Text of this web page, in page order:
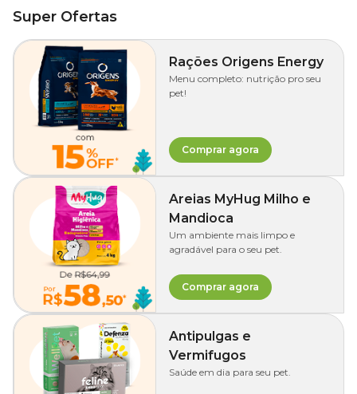
Super Ofertas
Rações Origens Energy
Menu completo: nutrição pro seu
pet!
Comprar agora
Areias MyHug Milho e
Mandioca
Um ambiente mais limpo e
agradável para o seu pet.
Comprar agora
Antipulgas e
Vermifugos
Saúde em dia para seu pet.